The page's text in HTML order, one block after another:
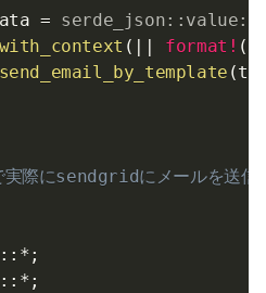
= serde_json:: value::
with_context ( format! (
send_email_by_template (to
sendgridにメールを送信で
:: *;
:: *;